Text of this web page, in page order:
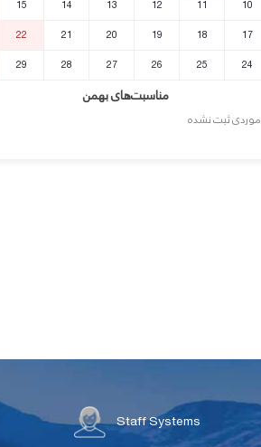
10
11
12
13
14
15
17
18
19
20
21
22
24
25
26
27
28
29
مناسبت‌های بهمن
موردی ثبت نشده
Staff Systems